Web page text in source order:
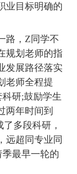
业目标明确的
，Z同学不
规划老师的指
发展路径落实
老师全程提
研;鼓励学生
两年时间到
多段科研，
远超同专业同
最早一轮的